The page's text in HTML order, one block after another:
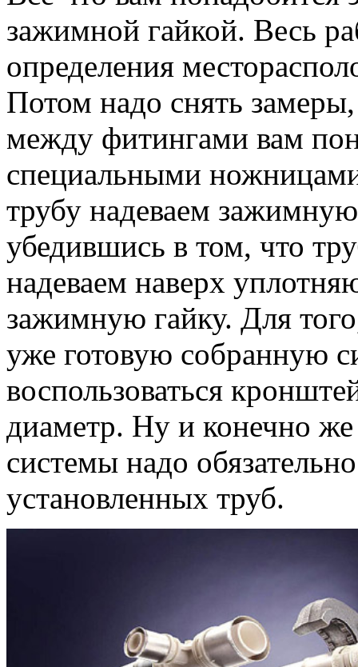
зажимной гайкой. Весь
определения
Потом надо снять
между фитингами вам
специальными
трубу надеваем
убедившись в том, что
надеваем наверх
зажимную гайку. Для
уже готовую собранную
воспользоваться
диаметр. Ну и конечно
системы надо
установленных труб.